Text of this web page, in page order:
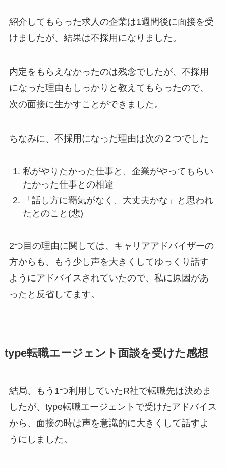
紹介してもらった求人の企業は1週間後に面接を受
けましたが、結果は不採用になりました。
内定をもらえなかったのは残念でしたが、不採用
になった理由もしっかりと教えてもらったので、
次の面接に生かすことができました。
ちなみに、不採用になった理由は次の２つでした
私がやりたかった仕事と、企業がやってもらい
たかった仕事との相違
「話し方に覇気がなく、大丈夫かな」と思われ
たとのこと(悲)
2つ目の理由に関しては、キャリアアドバイザーの
方からも、もう少し声を大きくしてゆっくり話す
ようにアドバイスされていたので、私に原因があ
ったと反省してます。
type転職エージェント面談を受けた感想
結局、もう1つ利用していたR社で転職先は決めま
したが、type転職エージェントで受けたアドバイス
から、面接の時は声を意識的に大きくして話すよ
うにしました。